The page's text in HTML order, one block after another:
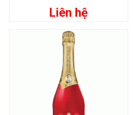
Liên hệ